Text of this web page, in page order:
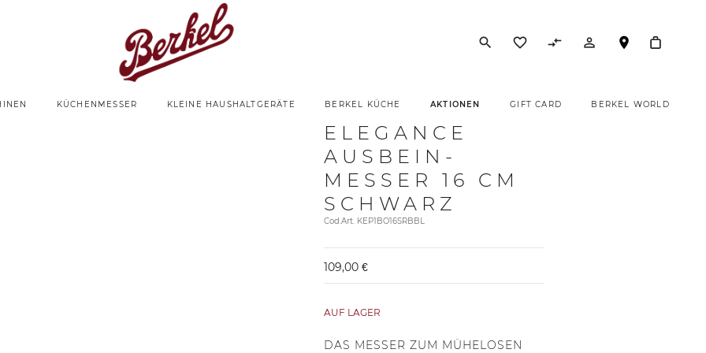
search favorite_border compare_arrows person_outline
KÜCHENMESSER KLEINE HAUSHALTGERÄTE BERKEL KÜCHE AKTIONEN GIFT CARD BERKEL WORLD
ELEGANCE
AUSBEIN-
MESSER 16 CM
SCHWARZ
Cod.Art. KEP1BO16SRBBL
109,00 €
AUF LAGER
DAS MESSER ZUM MÜHELOSEN